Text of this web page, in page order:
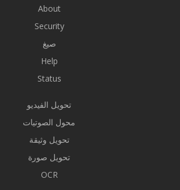
About
Security
صيغ
Help
Status
تحويل الفيديو
محول الصوتيات
تحويل وثيقة
تحويل صورة
OCR